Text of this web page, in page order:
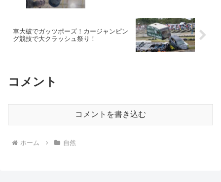
車大破でガッツポーズ！カージャンピン
グ競技で大クラッシュ祭り！
コメント
コメントを書き込む
ホーム 自然